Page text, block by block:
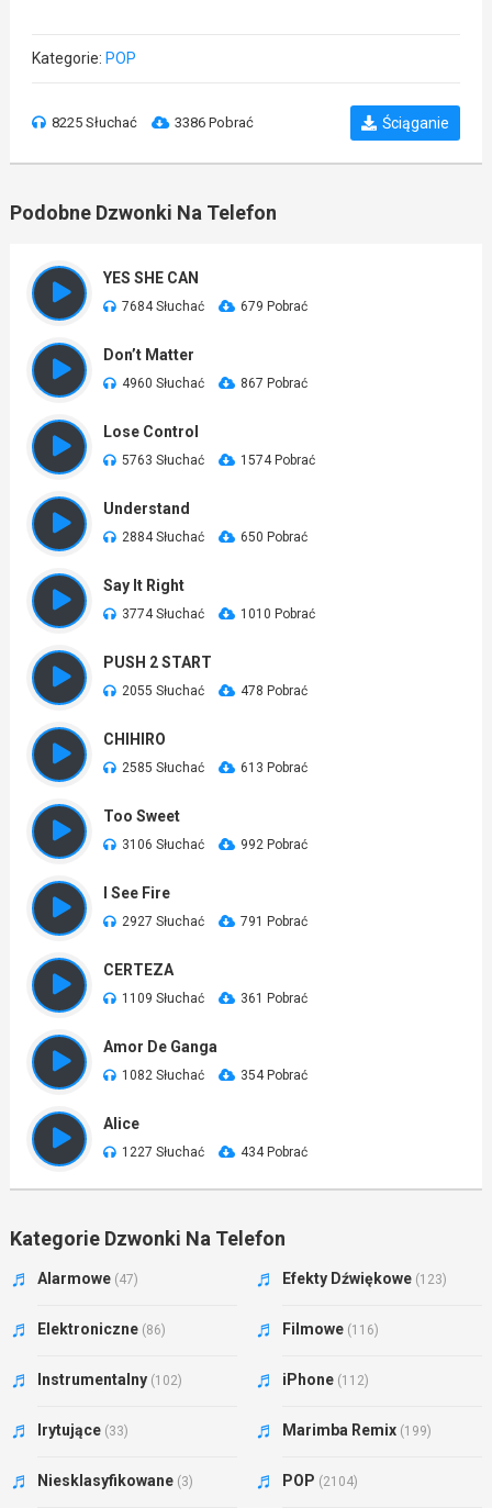
Kategorie: POP
8225 Słuchać 3386 Pobrać Ściąganie
Podobne Dzwonki Na Telefon
YES SHE CAN
7684 Słuchać 679 Pobrać
Don’t Matter
4960 Słuchać 867 Pobrać
Lose Control
5763 Słuchać 1574 Pobrać
Understand
2884 Słuchać 650 Pobrać
Say It Right
3774 Słuchać 1010 Pobrać
PUSH 2 START
2055 Słuchać 478 Pobrać
CHIHIRO
2585 Słuchać 613 Pobrać
Too Sweet
3106 Słuchać 992 Pobrać
I See Fire
2927 Słuchać 791 Pobrać
CERTEZA
1109 Słuchać 361 Pobrać
Amor De Ganga
1082 Słuchać 354 Pobrać
Alice
1227 Słuchać 434 Pobrać
Kategorie Dzwonki Na Telefon
Alarmowe (47) Efekty Dźwiękowe (123)
Elektroniczne (86) Filmowe (116)
Instrumentalny (102) iPhone (112)
Irytujące (33) Marimba Remix (199)
Niesklasyfikowane (3) POP (2104)